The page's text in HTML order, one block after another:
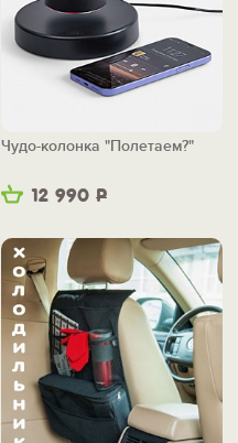
12 990 Р
Чудо-колонка "Полетаем?"